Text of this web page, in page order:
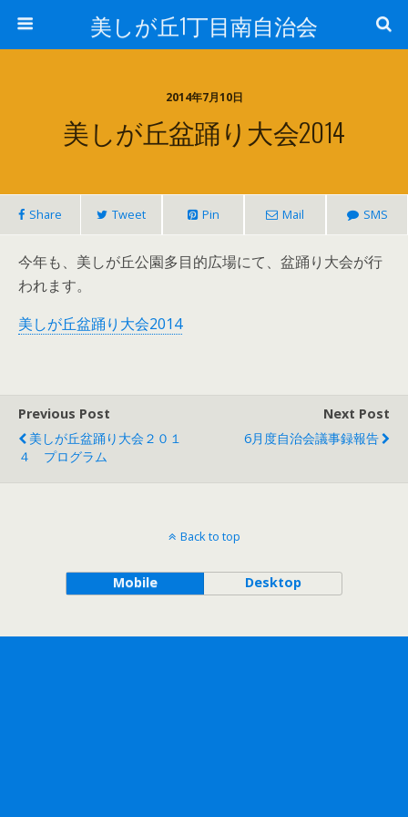
美しが丘1丁目南自治会
2014年7月10日
美しが丘盆踊り大会2014
Share Tweet Pin Mail SMS
今年も、美しが丘公園多目的広場にて、盆踊り大会が行
われます。
美しが丘盆踊り大会2014
Previous Post
美しが丘盆踊り大会２０１
４ プログラム
Next Post
6月度自治会議事録報告
Back to top
Mobile Desktop